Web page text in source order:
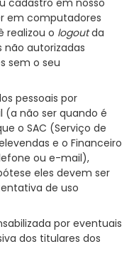
cadastro em nosso
em computadores
realizou o logoutda
não autorizadas
sem o seu
pessoais por
(a não ser quando é
o SAC (Serviço de
e o Financeiro
ou e-mail),
eles devem ser
de uso
por eventuais
dos titulares dos